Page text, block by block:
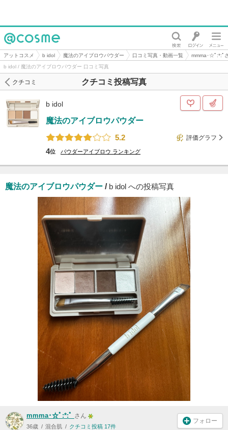
@cosme
アットコスメ b idol 魔法のアイブロウパウダー 口コミ写真・動画一覧
mmma･☆ﾟ:*:ﾟ
b idol / 魔法のアイブロウパウダー 口コミ写真
クチコミ投稿写真
クチコミ
b idol
魔法のアイブロウパウダー
5.2
評価グラフ
4位 パウダーアイブロウ ランキング
魔法のアイブロウパウダー / b idol への投稿写真
mmma･☆ﾟ:*:ﾟ さん
36歳 混合肌 クチコミ投稿 17件
フォロー